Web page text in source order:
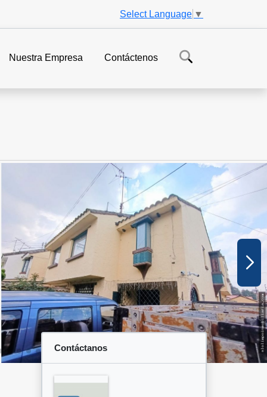
Select Language ▼
Nuestra Empresa Contáctenos
Contáctanos